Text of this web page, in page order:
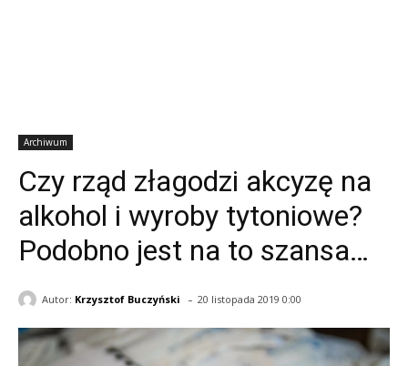
Archiwum
Czy rząd złagodzi akcyzę na
alkohol i wyroby tytoniowe?
Podobno jest na to szansa…
Autor: Krzysztof Buczyński - 20 listopada 2019 0:00